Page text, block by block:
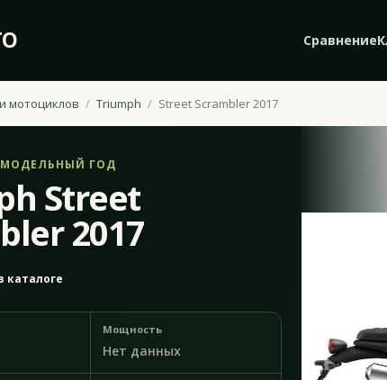
Сравнение
мотоциклов Triumph Street Scrambler 2017
МОДЕЛЬНЫЙ ГОД
Street
2017
каталоге
Мощность
Нет данных